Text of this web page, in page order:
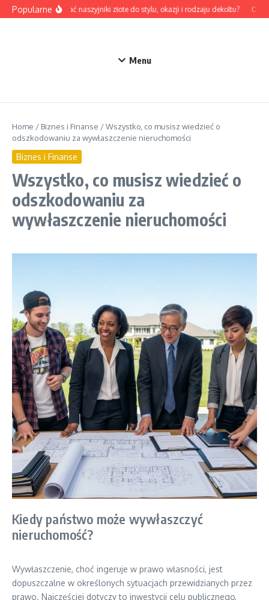
Przejdź do treści
PopularneJak dobrać naszyjniki złote do stylu, okazji i rodzaju dekoltu?
Menu
Home / Biznes i Finanse /Wszystko, co musisz wiedzieć o
odszkodowaniu za wywłaszczenie nieruchomości
Biznes i Finanse
Wszystko, co musisz wiedzieć o
odszkodowaniu za
wywłaszczenie nieruchomości
Kiedy państwo może wywłaszczyć
nieruchomość?
Wywłaszczenie, choć ingeruje w prawo własności, jest
dopuszczalne w określonych sytuacjach przewidzianych przez
prawo. Najczęściej dotyczy to inwestycji celu publicznego,